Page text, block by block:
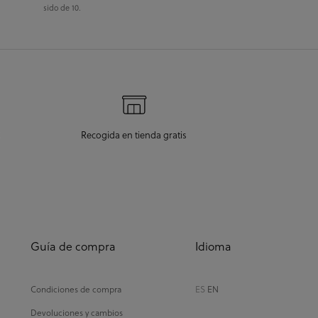
sido de 10.
Recogida en tienda gratis
Guía de compra
Condiciones de compra
Devoluciones y cambios
Idioma
ES EN